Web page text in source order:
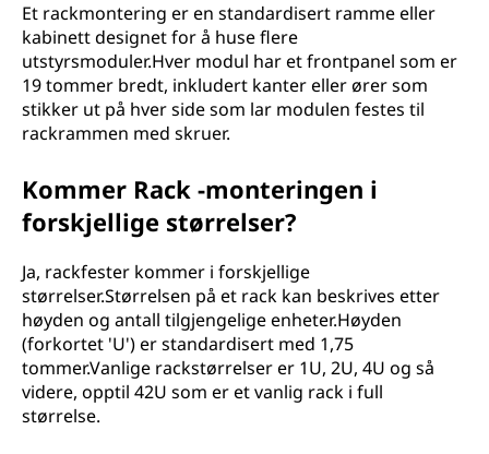
Et rackmontering er en standardisert ramme eller
kabinett designet for å huse flere
utstyrsmoduler.Hver modul har et frontpanel som er
19 tommer bredt, inkludert kanter eller ører som
stikker ut på hver side som lar modulen festes til
rackrammen med skruer.
Kommer Rack -monteringen i
forskjellige størrelser?
Ja, rackfester kommer i forskjellige
størrelser.Størrelsen på et rack kan beskrives etter
høyden og antall tilgjengelige enheter.Høyden
(forkortet 'U') er standardisert med 1,75
tommer.Vanlige rackstørrelser er 1U, 2U, 4U og så
videre, opptil 42U som er et vanlig rack i full
størrelse.